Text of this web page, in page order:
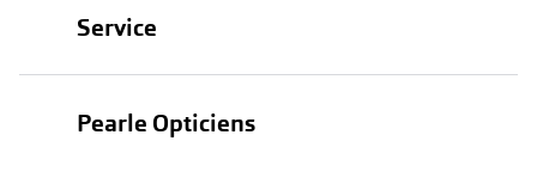
Service
Pearle Opticiens